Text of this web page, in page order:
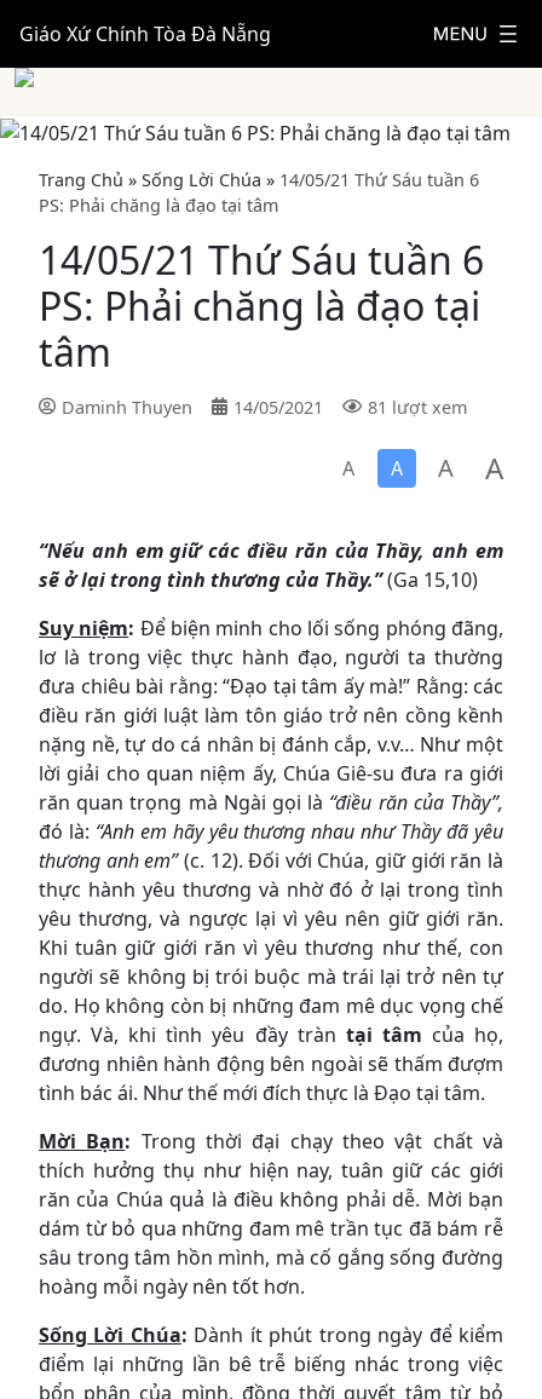
Giáo Xứ Chính Tòa Đà Nẵng
Trang Chủ » Sống Lời Chúa » 14/05/21 Thứ Sáu tuần 6
PS: Phải chăng là đạo tại tâm
14/05/21 Thứ Sáu tuần 6
PS: Phải chăng là đạo tại
tâm
Daminh Thuyen 14/05/2021 81 lượt xem
A A A A
“Nếu anh em giữ các điều răn của Thầy, anh em
sẽ ở lại trong tình thương của Thầy.”(Ga 15,10)
Suy niệm: Để biện minh cho lối sống phóng đãng,
lơ là trong việc thực hành đạo, người ta thường
đưa chiêu bài rằng: “Đạo tại tâm ấy mà!” Rằng: các
điều răn giới luật làm tôn giáo trở nên cồng kềnh
nặng nề, tự do cá nhân bị đánh cắp, v.v… Như một
lời giải cho quan niệm ấy, Chúa Giê-su đưa ra giới
răn quan trọng mà Ngài gọi là “điều răn của Thầy”,
đó là: “Anh em hãy yêu thương nhau như Thầy đã yêu
thương anh em”(c. 12). Đối với Chúa, giữ giới răn là
thực hành yêu thương và nhờ đó ở lại trong tình
yêu thương, và ngược lại vì yêu nên giữ giới răn.
Khi tuân giữ giới răn vì yêu thương như thế, con
người sẽ không bị trói buộc mà trái lại trở nên tự
do. Họ không còn bị những đam mê dục vọng chế
ngự. Và, khi tình yêu đầy tràn tại tâm của họ,
đương nhiên hành động bên ngoài sẽ thấm đượm
tình bác ái. Như thế mới đích thực là Đạo tại tâm.
Mời Bạn: Trong thời đại chạy theo vật chất và
thích hưởng thụ như hiện nay, tuân giữ các giới
răn của Chúa quả là điều không phải dễ. Mời bạn
dám từ bỏ qua những đam mê trần tục đã bám rễ
sâu trong tâm hồn mình, mà cố gắng sống đường
hoàng mỗi ngày nên tốt hơn.
Sống Lời Chúa: Dành ít phút trong ngày để kiểm
điểm lại những lần bê trễ biếng nhác trong việc
bổn phận của mình, đồng thời quyết tâm từ bỏ